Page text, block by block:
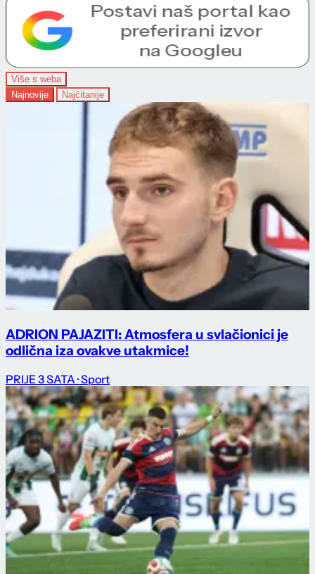
Više s weba
Najnovije
Najčitanije
ADRION PAJAZITI: Atmosfera u svlačionici je
odlična iza ovakve utakmice!
PRIJE 3 SATA · Sport